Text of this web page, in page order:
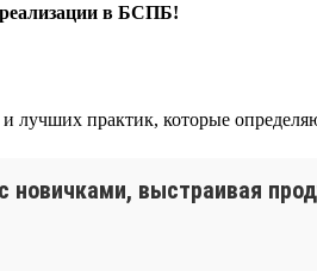
реализации в БСПБ!
лучших практик, которые
выстраивая